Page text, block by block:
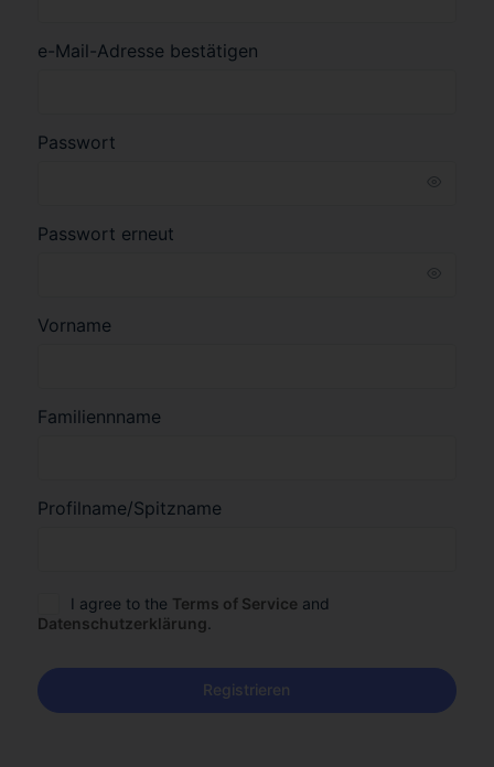
e-Mail-Adresse bestätigen
Passwort
Passwort erneut
Vorname
Familiennname
Profilname/Spitzname
I agree to the Terms of Service and
Datenschutzerklärung